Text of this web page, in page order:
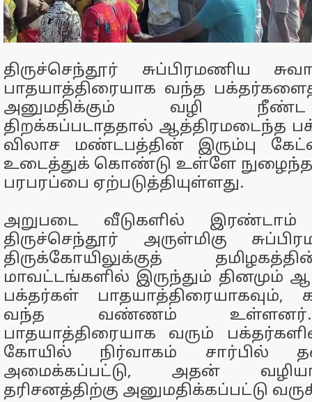
திருச்செந்தூர் சுப்பிரமணிய
பாதயாத்திரையாக வந்த பக்தர்களைத்
அனுமதிக்கும் வழி
திறக்கப்படாததால் ஆத்திரமடைந்த
விலாச மண்டபத்தின் இரும்பு
உடைத்துக் கொண்டு உள்ளே நுழைந்த
பரபரப்பை ஏற்படுத்தியுள்ளது.
அறுபடை வீடுகளில்
திருச்செந்தூர் அருள்மிகு
திருக்கோயிலுக்குத்
மாவட்டங்களில் இருந்தும் தினமும்
பக்தர்கள் பாதயாத்திரையாகவும்,
வந்த வண்ணம் உள்ளனர்.
பாதயாத்திரையாக வரும்
கோயில் நிர்வாகம் சார்பில்
அமைக்கப்பட்டு, அதன்
தரிசனத்திற்கு அனுமதிக்கப்பட்டு